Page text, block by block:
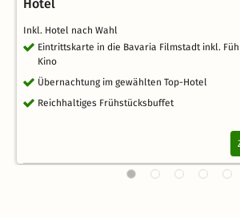
Hotel
Inkl. Hotel nach Wahl
Eintrittskarte in die Bavaria Filmstadt inkl.
Kino
Übernachtung im gewählten Top-Hotel
Reichhaltiges Frühstücksbuffet